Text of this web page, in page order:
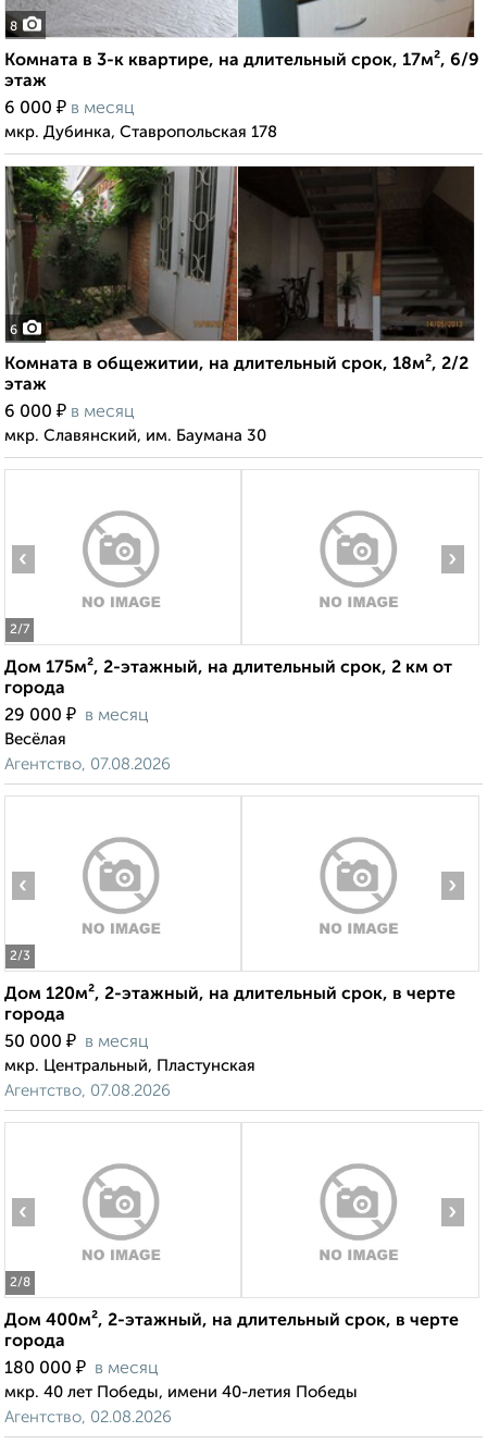
8
Комната в 3-к квартире, на длительный срок, 17м², 6/9
этаж
6 000 ₽ в месяц
мкр. Дубинка, Ставропольская 178
6
Комната в общежитии, на длительный срок, 18м², 2/2
этаж
6 000 ₽ в месяц
мкр. Славянский, им. Баумана 30
2/7
‹ ›
Дом 175м², 2-этажный, на длительный срок, 2 км от
города
29 000 ₽ в месяц
Весёлая
Агентство, 07.08.2026
2/3
‹ ›
Дом 120м², 2-этажный, на длительный срок, в черте
города
50 000 ₽ в месяц
мкр. Центральный, Пластунская
Агентство, 07.08.2026
2/8
‹ ›
Дом 400м², 2-этажный, на длительный срок, в черте
города
180 000 ₽ в месяц
мкр. 40 лет Победы, имени 40-летия Победы
Агентство, 02.08.2026